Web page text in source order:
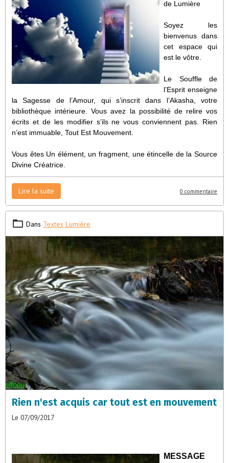
de Lumière
Soyez les
bienvenus dans
cet espace qui
est le vôtre.
Le Souffle de
l’Esprit enseigne
la Sagesse de l’Amour, qui s’inscrit dans l’Akasha, votre
bibliothèque intérieure. Vous avez la possibilité de relire vos
écrits et de les modifier s’ils ne vous conviennent pas. Rien
n’est immuable, Tout Est Mouvement.
Vous êtes Un élément, un fragment, une étincelle de la Source
Divine Créatrice.
Lire la suite 0 commentaire
Dans Textes Lumière
Rien n'est acquis car tout est en mouvement
Le 07/09/2017
MESSAGE